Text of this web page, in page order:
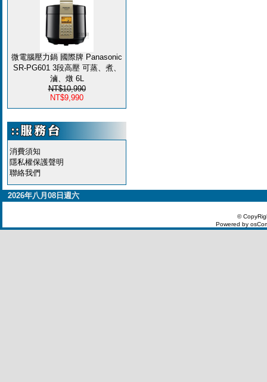
微電腦壓力鍋 國際牌 Panasonic
SR-PG601 3段高壓 可蒸、煮、
滷、燉 6L
NT$10,990
NT$9,990
消費須知
隱私權保護聲明
聯絡我們
2026年八月08日週六
©
Powered by